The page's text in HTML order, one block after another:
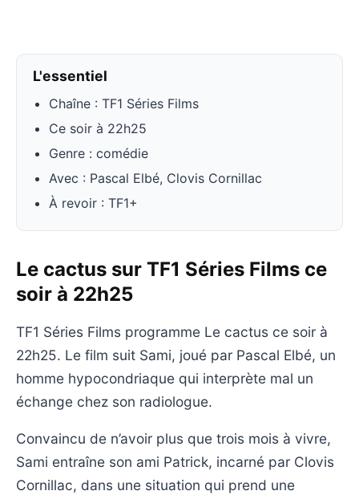
L'essentiel
Chaîne : TF1 Séries Films
Ce soir à 22h25
Genre : comédie
Avec : Pascal Elbé, Clovis Cornillac
À revoir : TF1+
Le cactus sur TF1 Séries Films ce
soir à 22h25
TF1 Séries Films programme Le cactus ce soir à
22h25. Le film suit Sami, joué par Pascal Elbé, un
homme hypocondriaque qui interprète mal un
échange chez son radiologue.
Convaincu de n’avoir plus que trois mois à vivre,
Sami entraîne son ami Patrick, incarné par Clovis
Cornillac, dans une situation qui prend une